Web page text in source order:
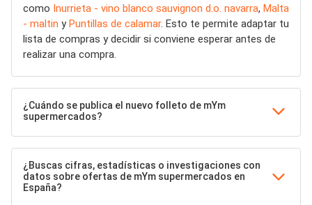
como Inurrieta - vino blanco sauvignon d.o. navarra, Malta
- maltin yPuntillas de calamar. Esto te permite adaptar tu
lista de compras y decidir si conviene esperar antes de
realizar una compra.
¿Cuándo se publica el nuevo folleto de mYm
supermercados?
¿Buscas cifras, estadísticas o investigaciones con
datos sobre ofertas de mYm supermercados en
España?